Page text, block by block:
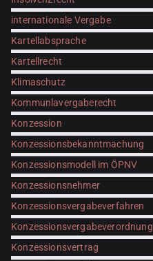
internationale Vergabe
Kartellabsprache
Kartellrecht
Klimaschutz
Kommunlavergaberecht
Konzession
Konzessionsbekanntmachung
Konzessionsmodell im ÖPNV
Konzessionsnehmer
Konzessionsvergabeverfahren
Konzessionsvergabeverordnung
Konzessionsvertrag